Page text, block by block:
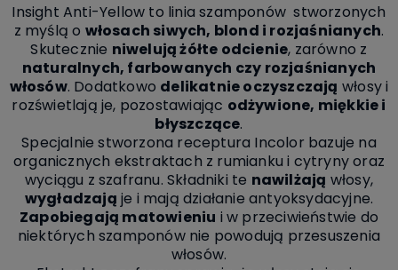
Insight Anti-Yellow to linia szamponów stworzonych
z myślą o włosach siwych, blond i rozjaśnianych.
Skutecznie niwelują żółte odcienie, zarówno z
naturalnych, farbowanych czy rozjaśnianych
włosów. Dodatkowo delikatnie oczyszczają włosy i
rozświetlają je, pozostawiając odżywione, miękkie i
błyszczące.
Specjalnie stworzona receptura Incolor bazuje na
organicznych ekstraktach z rumianku i cytryny oraz
wyciągu z szafranu. Składniki te nawilżają włosy,
wygładzają je i mają działanie antyoksydacyjne.
Zapobiegają matowieniu i w przeciwieństwie do
niektórych szamponów nie powodują przesuszenia
włosów.